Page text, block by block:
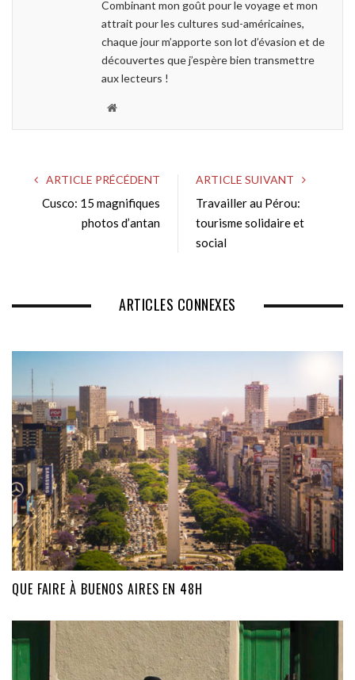
Combinant mon goût pour le voyage et mon
attrait pour les cultures sud-américaines,
chaque jour m’apporte son lot d’évasion et de
découvertes que j’espère bien transmettre
aux lecteurs !
W
i
t
e
ARTICLE PRÉCÉDENT
Cusco: 15 magnifiques
photos d’antan
ARTICLE SUIVANT
Travailler au Pérou:
tourisme solidaire et
social
ARTICLES CONNEXES
QUE FAIRE À BUENOS AIRES EN 48H